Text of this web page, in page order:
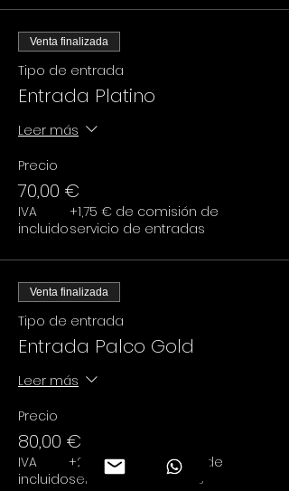
Venta finalizada
Tipo de entrada
Entrada Platino
Leer más
Precio
70,00 €
IVA
incluido
+1,75 € de comisión de
servicio de entradas
Venta finalizada
Tipo de entrada
Entrada Palco Gold
Leer más
Precio
80,00 €
IVA
incluido
+2,00 € de comisión de
servicio de entradas